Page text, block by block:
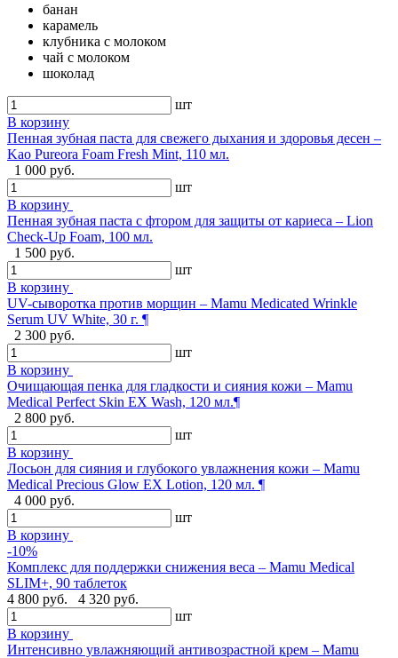
банан
карамель
клубника с молоком
чай с молоком
шоколад
шт
В корзину
Пенная зубная паста для свежего дыхания и здоровья десен –
Kao Pureora Foam Fresh Mint, 110 мл.
1 000 руб.
шт
В корзину
Пенная зубная паста с фтором для защиты от кариеса – Lion
Check-Up Foam, 100 мл.
1 500 руб.
шт
В корзину
UV-сыворотка против морщин – Mamu Medicated Wrinkle
Serum UV White, 30 г. ¶
2 300 руб.
шт
В корзину
Очищающая пенка для гладкости и сияния кожи – Mamu
Medical Perfect Skin EX Wash, 120 мл.¶
2 800 руб.
шт
В корзину
Лосьон для сияния и глубокого увлажнения кожи – Mamu
Medical Precious Glow EX Lotion, 120 мл. ¶
4 000 руб.
шт
В корзину
-10%
Комплекс для поддержки снижения веса – Mamu Medical
SLIM+, 90 таблеток
4 800 руб.
4 320 руб.
шт
В корзину
Интенсивно увлажняющий антивозрастной крем – Mamu